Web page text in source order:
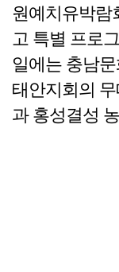
원예치유박람
고 특별 프로
일에는 충남
태안지회의
과 홍성결성